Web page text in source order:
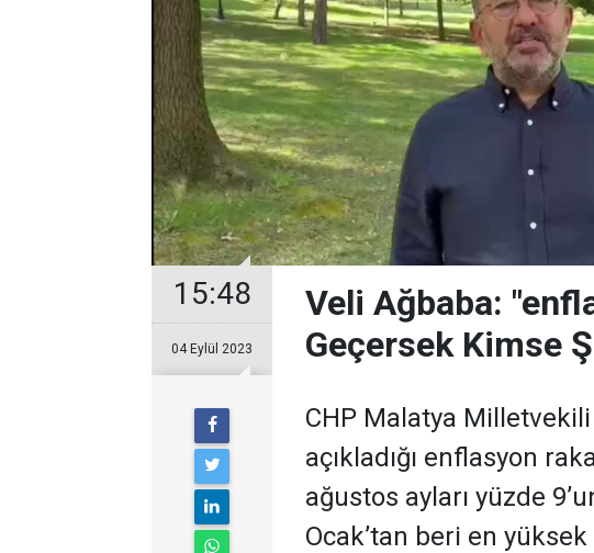
15:48
04 Eylül 2023
Veli Ağbaba:
Geçersek Kimse
CHP Malatya Milletvekili
açıkladığı enflasyon
ağustos ayları yüzde
Ocak’tan beri en